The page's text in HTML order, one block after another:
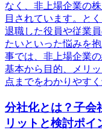
なく、非上場企業の
目されています。と
退職した役員や従業
たいといった悩みを
事では、非上場企業
基本から目的、メリ
点までをわかりやす
分社化とは？子会
リットと検討ポイ